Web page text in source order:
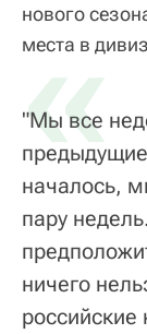
нового
места в
«
"Мы все
началось,
пару
ничего
российские